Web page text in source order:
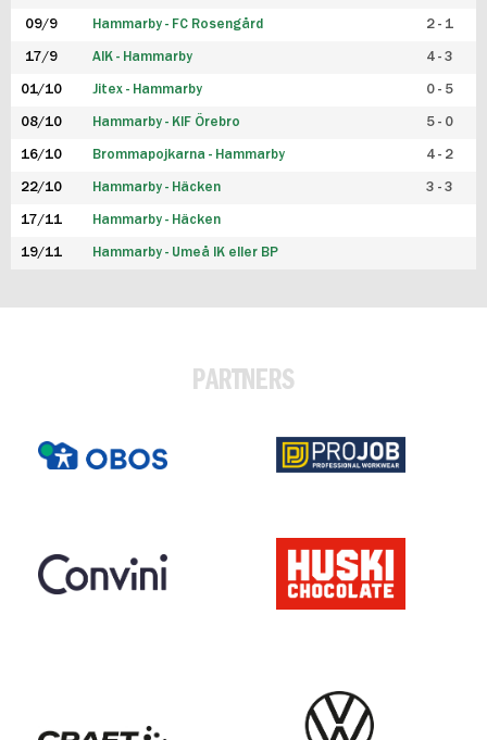
09/9 Hammarby - FC Rosengård 2 - 1
17/9 AIK - Hammarby 4 - 3
01/10 Jitex - Hammarby 0 - 5
08/10 Hammarby - KIF Örebro 5 - 0
16/10 Brommapojkarna - Hammarby 4 - 2
22/10 Hammarby - Häcken 3 - 3
17/11 Hammarby - Häcken
19/11 Hammarby - Umeå IK eller BP
PARTNERS